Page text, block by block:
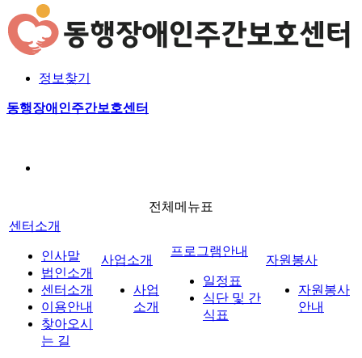
본문 바로가기
로그인
정보찾기
동행장애인주간보호센터
사업소개
사업소개
자원봉사안내
전체메뉴표
센터소개
인사말
법인소개
센터소개
이용안내
찾아오시
는 길
사업소개
사업
소개
프로그램안내
일정표
식단 및 간
식표
자원봉사
자원봉사
안내